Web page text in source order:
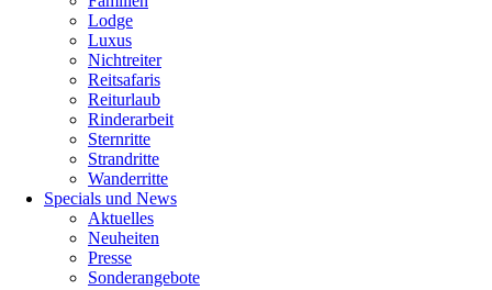
Lodge
Luxus
Nichtreiter
Reitsafaris
Reiturlaub
Rinderarbeit
Sternritte
Strandritte
Wanderritte
Specials und News
Aktuelles
Neuheiten
Presse
Sonderangebote